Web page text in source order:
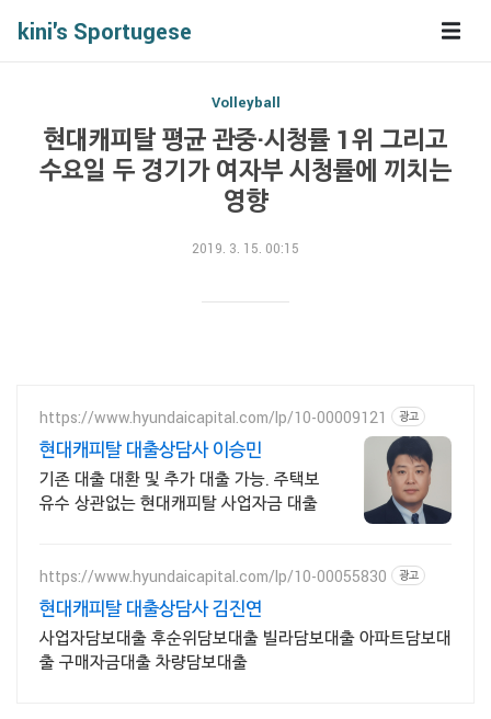
kini's Sportugese
Volleyball
현대캐피탈 평균 관중·시청률 1위 그리고
수요일 두 경기가 여자부 시청률에 끼치는
영향
2019. 3. 15. 00:15
https://www.hyundaicapital.com/lp/10-00009121 광고
현대캐피탈 대출상담사 이승민
기존 대출 대환 및 추가 대출 가능. 주택보
유수 상관없는 현대캐피탈 사업자금 대출
https://www.hyundaicapital.com/lp/10-00055830 광고
현대캐피탈 대출상담사 김진연
사업자담보대출 후순위담보대출 빌라담보대출 아파트담보대
출 구매자금대출 차량담보대출